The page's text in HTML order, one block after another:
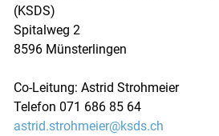
(KSDS)
Spitalweg 2
8596 Münsterlingen
Co-Leitung: Astrid Strohmeier
Telefon 071 686 85 64
astrid.strohmeier@ksds.ch